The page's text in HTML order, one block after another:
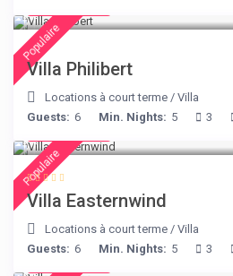
Populaire
Villa Philibert
Locations à court terme /Villa
Guests: 6 Min. Nights: 5 3
Populaire
Villa Easternwind
Locations à court terme /Villa
Guests: 6 Min. Nights: 5 3